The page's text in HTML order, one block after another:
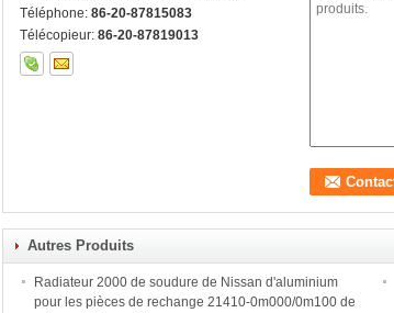
Téléphone: 86-20-87815083
Télécopieur: 86-20-87819013
Autres Produits
Radiateur 2000 de soudure de Nissan d'aluminium
pour les pièces de rechange 21410-0m000/0m100 de